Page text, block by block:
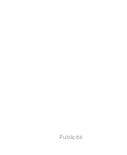
Publicité